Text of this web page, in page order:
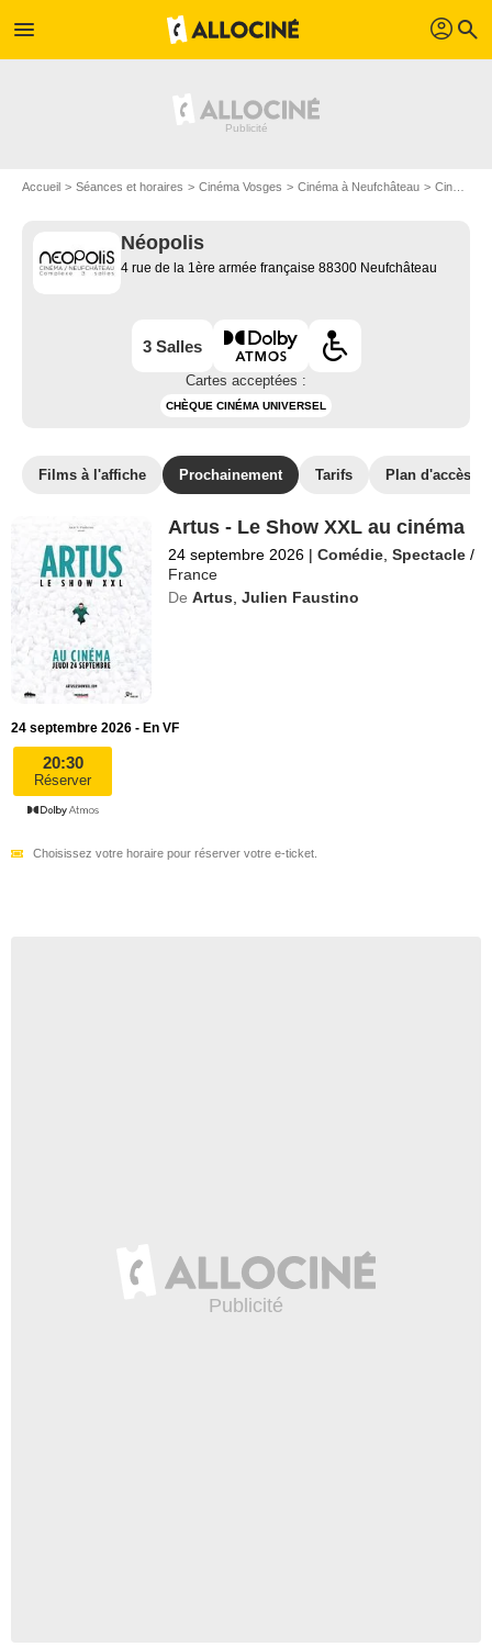
menu profil search
Accueil Séances et horaires Cinéma Vosges Cinéma à Neufchâteau Cinéma Néopolis
Néopolis
4 rue de la 1ère armée française 88300 Neufchâteau
3 Salles
Cartes acceptées :
CHÈQUE CINÉMA UNIVERSEL
Films à l'affiche Prochainement Tarifs Plan d'accès
Artus - Le Show XXL au cinéma
24 septembre 2026 | Comédie ,Spectacle /
France
De Artus ,Julien Faustino
24 septembre 2026 - En VF
20:30
Réserver
Choisissez votre horaire pour réserver votre e-ticket.